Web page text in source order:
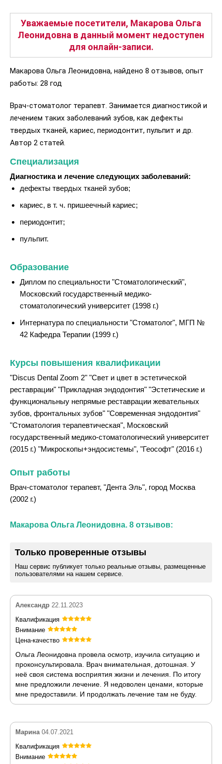
Уважаемые посетители, Макарова Ольга
Леонидовна в данный момент недоступен
для онлайн-записи.
Макарова Ольга Леонидовна, найдено 8 отзывов, опыт
работы: 28 год
Врач-стоматолог терапевт. Занимается диагностикой и
лечением таких заболеваний зубов, как дефекты
твердых тканей, кариес, периодонтит, пульпит и др.
Автор 2 статей.
Специализация
Диагностика и лечение следующих заболеваний:
дефекты твердых тканей зубов;
кариес, в т. ч. пришеечный кариес;
периодонтит;
пульпит.
Образование
Диплом по специальности "Стоматологический",
Московский государственный медико-
стоматологический университет (1998 г.)
Интернатура по специальности "Стоматолог", МГП №
42 Кафедра Терапии (1999 г.)
Курсы повышения квалификации
"Discus Dental Zoom 2" "Свет и цвет в эстетической
реставрации" "Прикладная эндодонтия" "Эстетические и
функциональныу непрямые реставрации жевательных
зубов, фронтальных зубов" "Современная эндодонтия"
"Стоматология терапевтическая", Московский
государственный медико-стоматологический университет
(2015 г.) "Микроскопы+эндосистемы", "Геософт" (2016 г.)
Опыт работы
Врач-стоматолог терапевт, "Дента Эль", город Москва
(2002 г.)
Макарова Ольга Леонидовна. 8 отзывов:
Только проверенные отзывы
Наш сервис публикует только реальные отзывы, размещенные
пользователями на нашем сервисе.
Александр 22.11.2023
Квалификация
Внимание
Цена-качество
Ольга Леонидовна провела осмотр, изучила ситуацию и
проконсультировала. Врач внимательная, дотошная. У
неё своя система восприятия жизни и лечения. По итогу
мне предложили лечение. Я недоволен ценами, которые
мне предоставили. И продолжать лечение там не буду.
Марина 04.07.2021
Квалификация
Внимание